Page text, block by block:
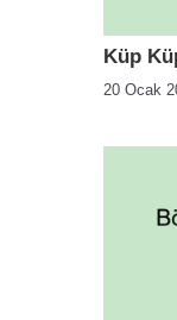
Küp
20 Ocak